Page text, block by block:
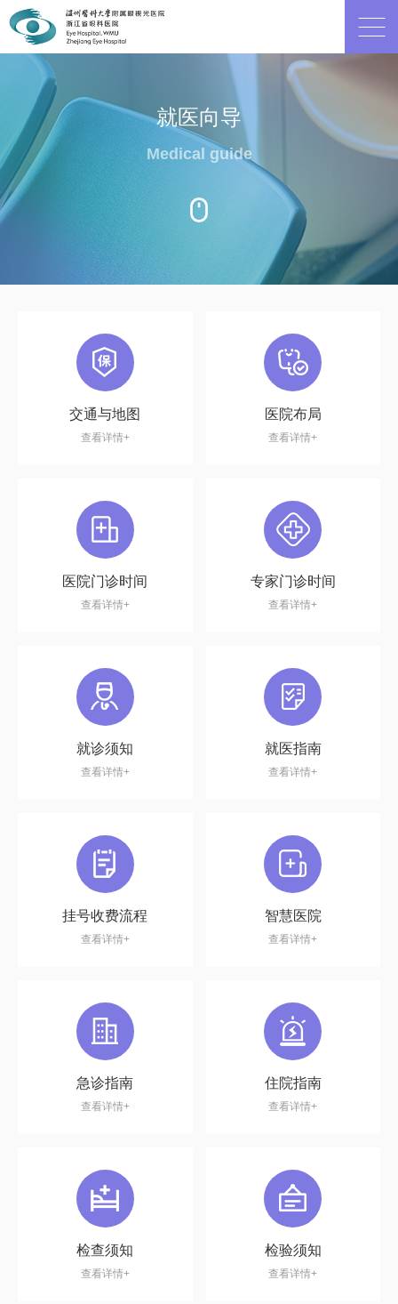
就医向导
Medical guide
交通与地图
查看详情+
医院布局
查看详情+
医院门诊时间
查看详情+
专家门诊时间
查看详情+
就诊须知
查看详情+
就医指南
查看详情+
挂号收费流程
查看详情+
智慧医院
查看详情+
急诊指南
查看详情+
住院指南
查看详情+
检查须知
查看详情+
检验须知
查看详情+